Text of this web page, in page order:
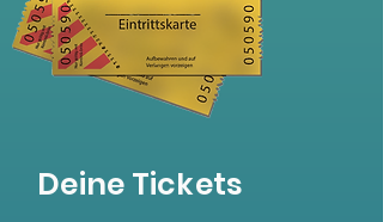
Deine Tickets